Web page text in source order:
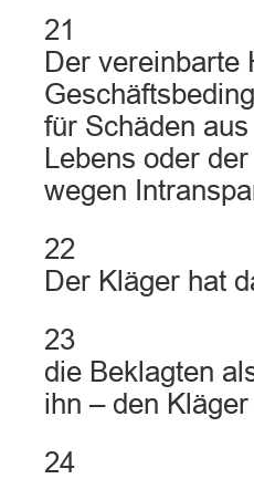
21
Der vereinbarte
für Schäden
Lebens oder
wegen
22
Der Kläger hat
23
die Beklagten
ihn – den
24